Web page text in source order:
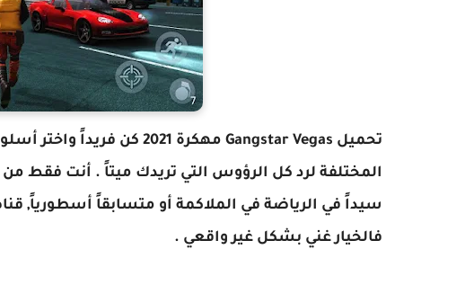
تحميل Gangstar Vegas مهكرة 2021 كن فريداً واختر أسلوبك الخاص, واختر أساليب القتال ومعدات
المختلفة لرد كل الرؤوس التي تريدك ميتاً . أنت فقط
سيداً في الرياضة في الملاكمة أو متسابقاً أسطورياً,
فالخيار غني بشكل غير واقعي .